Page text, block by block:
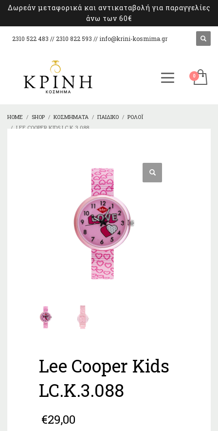
Δωρεάν μεταφορικά και αντικαταβολή για παραγγελίες
άνω των 60€
2310 522 483 // 2310 822 593 // info@krini-kosmima.gr
HOME SHOP ΚΟΣΜΉΜΑΤΑ ΠΑΙΔΙΚΌ
ΡΟΛΌΙ
LEE COOPER KIDS LC.K.3.088
Lee Cooper Kids
LC.K.3.088
€29,00